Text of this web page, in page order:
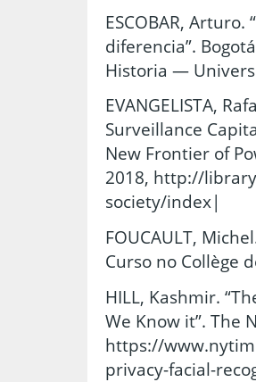
ESCOBAR,
diferencia”.
Historia —
EVANGELISTA,
Surveillance
New Frontier of
2018, http://
society/index|
FOUCAULT,
Curso no Collège
HILL, Kashmir.
We Know it”. The
https://
privacy-facial-